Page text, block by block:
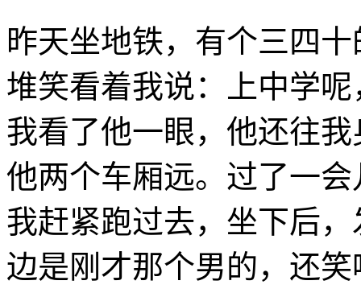
昨天坐地铁，有个三四
堆笑看着我说：上中学
我看了他一眼，他还往
他两个车厢远。过了一
我赶紧跑过去，坐下后
边是刚才那个男的，还